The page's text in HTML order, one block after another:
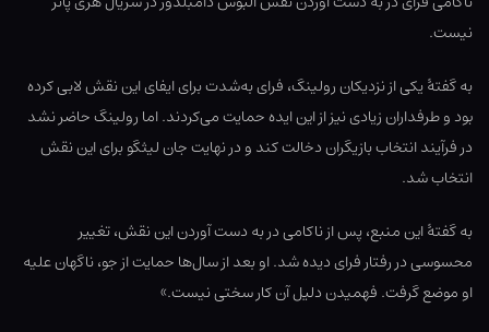
نیست.
به گفتۀ یکی از نزدیکان رولینگ، فرای به‌شدت برای ایفای این نقش لابی کرده
بود و طرفداران زیادی نیز از این ایده حمایت می‌کردند. اما رولینگ حاضر نشد
در فرآیند انتخاب بازیگران دخالت کند و در نهایت جان لیثگو برای این نقش
انتخاب شد.
به گفتۀ این منبع، پس از ناکامی در به دست آوردن این نقش، تغییر
محسوسی در رفتار فرای دیده شد. او بعد از سال‌ها حمایت از جو، ناگهان علیه
او موضع گرفت. فهمیدن دلیل آن کار سختی نیست.»